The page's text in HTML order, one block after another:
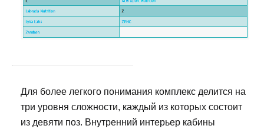
Для более легкого понимания комплекс делится на
три уровня сложности, каждый из которых состоит
из девяти поз. Внутренний интерьер кабины